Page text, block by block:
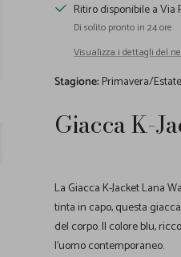
Ritiro disponibile a Via
Di solito pronto in 24 ore
Visualizza i dettagli del
Stagione:Primavera/Estate
Giacca K-
La Giacca K-Jacket Lana
tinta in capo, questa
del corpo. Il colore blu,
l'uomo contemporaneo.